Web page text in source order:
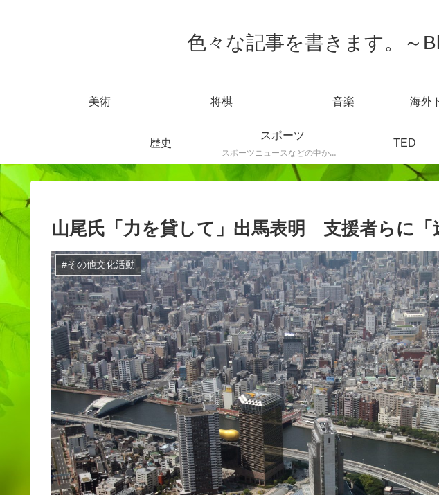
色々な記事を書きます。～
美術 将棋 音楽 海外
歴史
スポーツ
スポーツニュースなどの中から感じた事を書きます。
TED
山尾氏「力を貸して」出馬表明 支援者らに「
#その他文化活動